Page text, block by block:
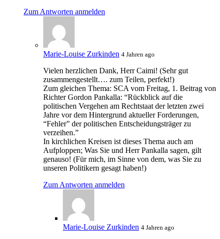
Zum Antworten anmelden
Marie-Louise Zurkinden 4 Jahren ago
Vielen herzlichen Dank, Herr Caimi! (Sehr gut
zusammengestellt…. zum Teilen, perfekt!)
Zum gleichen Thema: SCA vom Freitag, 1. Beitrag von
Richter Gordon Pankalla: “Rückblick auf die
politischen Vergehen am Rechtstaat der letzten zwei
Jahre vor dem Hintergrund aktueller Forderungen,
“Fehler” der politischen Entscheidungsträger zu
verzeihen.”
In kirchlichen Kreisen ist dieses Thema auch am
Aufploppen; Was Sie und Herr Pankalla sagen, gilt
genauso! (Für mich, im Sinne von dem, was Sie zu
unseren Politikern gesagt haben!)
Zum Antworten anmelden
Marie-Louise Zurkinden 4 Jahren ago